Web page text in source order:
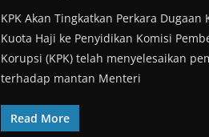
KPK Akan Tingkatkan Perkara Dugaan
Kuota Haji ke Penyidikan Komisi
Korupsi (KPK) telah menyelesaikan
terhadap mantan Menteri
Read More